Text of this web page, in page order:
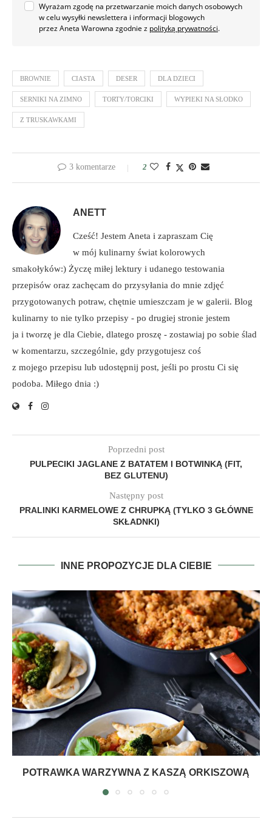
Wyrażam zgodę na przetwarzanie moich danych osobowych
w celu wysyłki newslettera i informacji blogowych
przez Aneta Warowna zgodnie z polityką prywatności.
BROWNIE CIASTA DESER DLA DZIECI
SERNIKI NA ZIMNO TORTY/TORCIKI WYPIEKI NA SŁODKO
Z TRUSKAWKAMI
3 komentarze 2
ANETT
Cześć! Jestem Aneta i zapraszam Cię
w mój kulinarny świat kolorowych
smakołyków:) Życzę miłej lektury i udanego testowania
przepisów oraz zachęcam do przysyłania do mnie zdjęć
przygotowanych potraw, chętnie umieszczam je w galerii. Blog
kulinarny to nie tylko przepisy - po drugiej stronie jestem
ja i tworzę je dla Ciebie, dlatego proszę - zostawiaj po sobie ślad
w komentarzu, szczególnie, gdy przygotujesz coś
z mojego przepisu lub udostępnij post, jeśli po prostu Ci się
podoba. Miłego dnia :)
Poprzedni post
PULPECIKI JAGLANE Z BATATEM I BOTWINKĄ (FIT,
BEZ GLUTENU)
Następny post
PRALINKI KARMELOWE Z CHRUPKĄ (TYLKO 3 GŁÓWNE
SKŁADNKI)
INNE PROPOZYCJE DLA CIEBIE
POTRAWKA WARZYWNA Z KASZĄ ORKISZOWĄ